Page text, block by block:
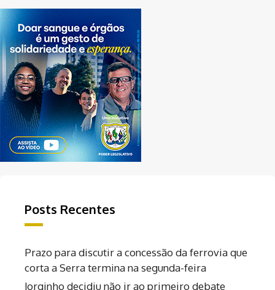
Posts Recentes
Prazo para discutir a concessão da ferrovia que
corta a Serra termina na segunda-feira
Jorginho decidiu não ir ao primeiro debate